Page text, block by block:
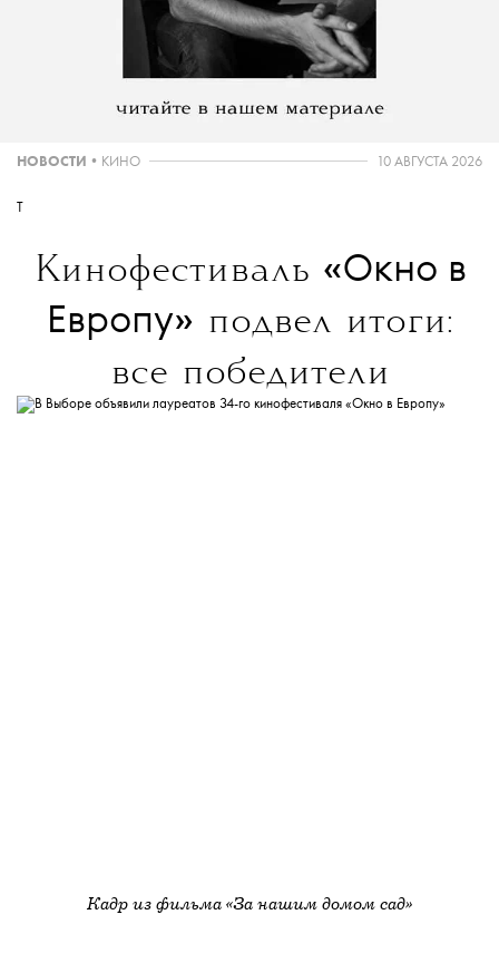
НОВОСТИ • КИНО 10 АВГУСТА 2026
Кинофестиваль «Окно в
Европу» подвел итоги:
все победители
Кадр из фильма «За нашим домом сад»